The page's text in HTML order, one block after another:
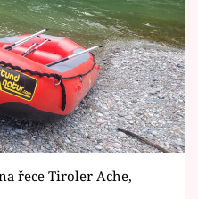
řece Tiroler Ache,